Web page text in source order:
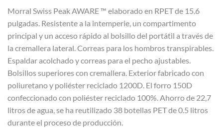
Morral Swiss Peak AWARE ™ elaborado en RPET de 15.6
pulgadas. Resistente a la intemperie, un compartimento
principal y un acceso rápido al bolsillo del portátil a través de
la cremallera lateral. Correas para los hombros transpirables.
Espaldar acolchado y correas para el pecho ajustables.
Bolsillos superiores con cremallera. Exterior fabricado con
poliuretano y poliéster reciclado 1200D. El forro 150D
confeccionado con poliéster reciclado 100%. Ahorro de 22,7
litros de agua, se ha reutilizado 38 botellas PET de 0.5 litros
durante el proceso de producción.